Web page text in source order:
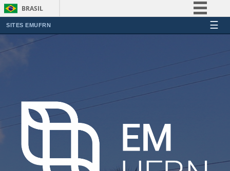
BRASIL
SITES EMUFRN ☰